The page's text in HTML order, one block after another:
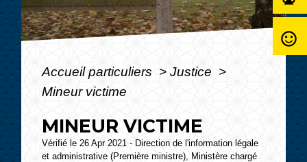
Accueil particuliers > Justice >
Mineur victime
MINEUR VICTIME
Vérifié le 26 Apr 2021 - Direction de l'information légale
et administrative (Première ministre), Ministère chargé
sentiment_satisfied_alt